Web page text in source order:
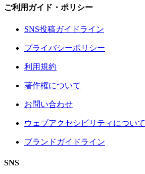
ご利用ガイド・ポリシー
SNS投稿ガイドライン
プライバシーポリシー
利用規約
著作権について
お問い合わせ
ウェブアクセシビリティについて
ブランドガイドライン
SNS